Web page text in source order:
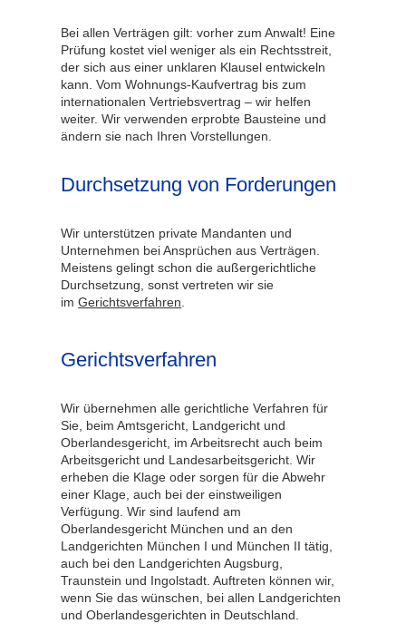
Bei allen Verträgen gilt: vorher zum Anwalt! Eine
Prüfung kostet viel weniger als ein Rechtsstreit,
der sich aus einer unklaren Klausel entwickeln
kann. Vom Wohnungs-Kaufvertrag bis zum
internationalen Vertriebsvertrag – wir helfen
weiter. Wir verwenden erprobte Bausteine und
ändern sie nach Ihren Vorstellungen.
Durchsetzung von Forderungen
Wir unterstützen private Mandanten und
Unternehmen bei Ansprüchen aus Verträgen.
Meistens gelingt schon die außergerichtliche
Durchsetzung, sonst vertreten wir sie
imGerichtsverfahren
Gerichtsverfahren
Wir übernehmen alle gerichtliche Verfahren für
Sie, beim Amtsgericht, Landgericht und
Oberlandesgericht, im Arbeitsrecht auch beim
Arbeitsgericht und Landesarbeitsgericht. Wir
erheben die Klage oder sorgen für die Abwehr
einer Klage, auch bei der einstweiligen
Verfügung. Wir sind laufend am
Oberlandesgericht München und an den
Landgerichten München I und München II tätig,
auch bei den Landgerichten Augsburg,
Traunstein und Ingolstadt. Auftreten können wir,
wenn Sie das wünschen, bei allen Landgerichten
und Oberlandesgerichten in Deutschland.